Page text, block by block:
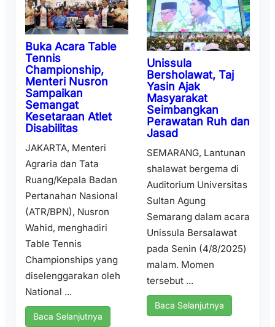
Buka Acara Table
Tennis
Championship,
Menteri Nusron
Sampaikan
Semangat
Kesetaraan Atlet
Disabilitas
JAKARTA, Menteri
Agraria dan Tata
Ruang/Kepala Badan
Pertanahan Nasional
(ATR/BPN), Nusron
Wahid, menghadiri
Table Tennis
Championships yang
diselenggarakan oleh
National ...
Baca Selanjutnya
Unissula
Bersholawat, Taj
Yasin Ajak
Masyarakat
Seimbangkan
Perawatan Ruh dan
Jasad
SEMARANG, Lantunan
shalawat bergema di
Auditorium Universitas
Sultan Agung
Semarang dalam acara
Unissula Bersalawat
pada Senin (4/8/2025)
malam. Momen
tersebut ...
Baca Selanjutnya